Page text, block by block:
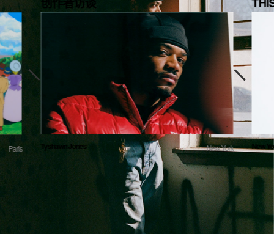
Paris Tyshawn Jones New York New